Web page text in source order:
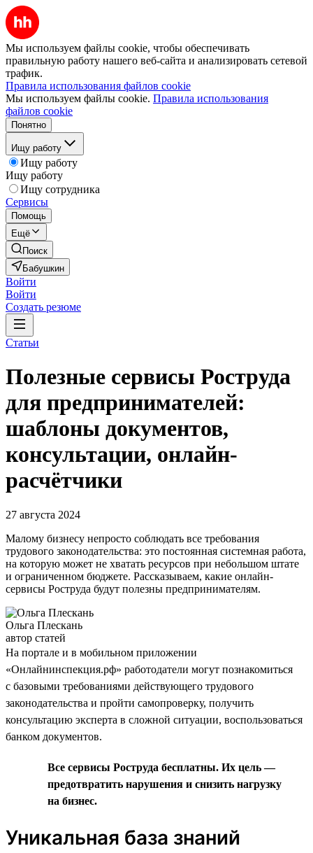
Мы используем файлы cookie, чтобы обеспечивать
правильную работу нашего веб-сайта и анализировать сетевой
трафик.
Правила использования файлов cookie
Мы используем файлы cookie. Правила использования
файлов cookie
Понятно
Ищу работу
Ищу работу
Ищу работу
Ищу сотрудника
Сервисы
Помощь
Ещё
Поиск
Бабушкин
Войти
Войти
Создать резюме
Статьи
Полезные сервисы Роструда
для предпринимателей:
шаблоны документов,
консультации, онлайн-
расчётчики
27 августа 2024
Малому бизнесу непросто соблюдать все требования
трудового законодательства: это постоянная системная работа,
на которую может не хватать ресурсов при небольшом штате
и ограниченном бюджете. Рассказываем, какие онлайн-
сервисы Роструда будут полезны предпринимателям.
Ольга Плескань
автор статей
На портале и в мобильном приложении
«Онлайнинспекция.рф» работодатели могут познакомиться
с базовыми требованиями действующего трудового
законодательства и пройти самопроверку, получить
консультацию эксперта в сложной ситуации, воспользоваться
банком документов.
Все сервисы Роструда бесплатны. Их цель —
предотвратить нарушения и снизить нагрузку
на бизнес.
Уникальная база знаний